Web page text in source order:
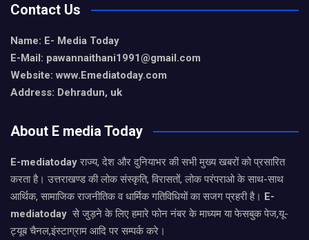
Contact Us
Name: E- Media Today
E-Mail: pawannaithani1991@gmail.com
Website: www.Emediatoday.com
Address: Dehradun, uk
About E media Today
E-mediatodayराज्य, देश और दुनियाभर की सभी मुख्य खबरों को प्रसारित
करता है। उत्तराखण्ड की लोक संस्कृति, विरासतों, लोक परंपराओ के साथ-साथ
आर्थिक, सामाजिक राजनीतिक व धार्मिक गतिविधियों का सजग प्रहरी है। E-
mediatoday से जुड़ने के लिए हमारे फोन नंबर के माध्यम या फेसबुक पेज,यू-
ट्यूब चैनल,इंस्टाग्राम आदि पर सम्पर्क करे।